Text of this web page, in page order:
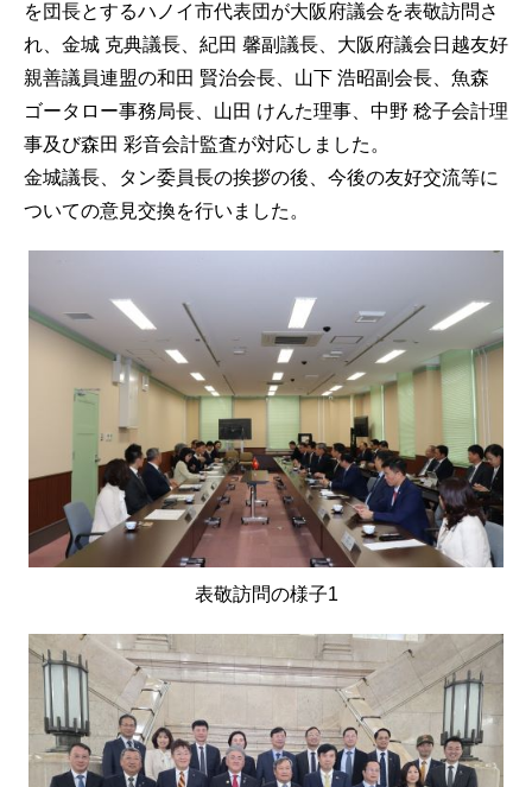
を団長とするハノイ市代表団が大阪府議会を表敬訪問さ
れ、金城 克典議長、紀田 馨副議長、大阪府議会日越友好
親善議員連盟の和田 賢治会長、山下 浩昭副会長、魚森
ゴータロー事務局長、山田 けんた理事、中野 稔子会計理
事及び森田 彩音会計監査が対応しました。
金城議長、タン委員長の挨拶の後、今後の友好交流等に
ついての意見交換を行いました。
表敬訪問の様子1